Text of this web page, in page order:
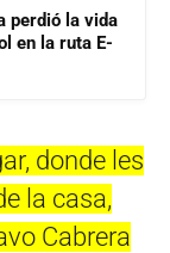
perdió la vida
en la ruta E-
donde les
la casa,
Cabrera